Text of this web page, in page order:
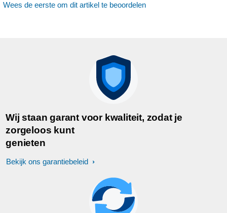
Wees de eerste om dit artikel te beoordelen
Wij staan garant voor kwaliteit, zodat je
zorgeloos kunt
genieten
Bekijk ons garantiebeleid